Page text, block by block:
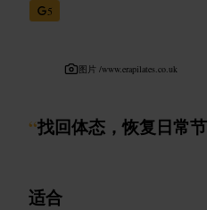
5
图片 /www.erapilates.co.uk
“找回体态，恢复日常
适合